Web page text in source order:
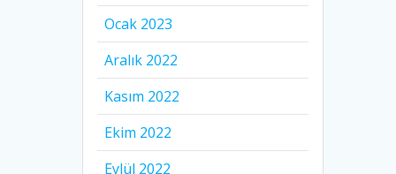
Ocak 2023
Aralık 2022
Kasım 2022
Ekim 2022
Eylül 2022